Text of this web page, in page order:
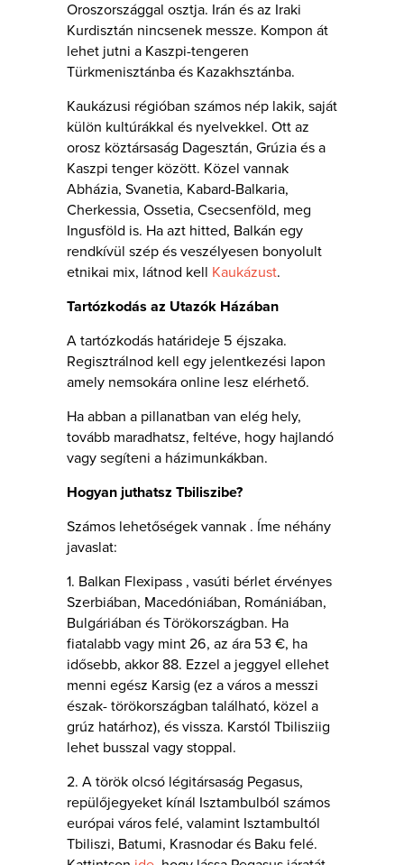
Oroszországgal osztja. Irán és az Iraki
Kurdisztán nincsenek messze. Kompon át
lehet jutni a Kaszpi-tengeren
Türkmenisztánba és Kazakhsztánba.
Kaukázusi régióban számos nép lakik, saját
külön kultúrákkal és nyelvekkel. Ott az
orosz köztársaság Dagesztán, Grúzia és a
Kaszpi tenger között. Közel vannak
Abházia, Svanetia, Kabard-Balkaria,
Cherkessia, Ossetia, Csecsenföld, meg
Ingusföld is. Ha azt hitted, Balkán egy
rendkívül szép és veszélyesen bonyolult
etnikai mix, látnod kell Kaukázust.
Tartózkodás az Utazók Házában
A tartózkodás határideje 5 éjszaka.
Regisztrálnod kell egy jelentkezési lapon
amely nemsokára online lesz elérhető.
Ha abban a pillanatban van elég hely,
tovább maradhatsz, feltéve, hogy hajlandó
vagy segíteni a házimunkákban.
Hogyan juthatsz Tbiliszibe?
Számos lehetőségek vannak . Íme néhány
javaslat:
1. Balkan Flexipass , vasúti bérlet érvényes
Szerbiában, Macedóniában, Romániában,
Bulgáriában és Törökországban. Ha
fiatalabb vagy mint 26, az ára 53 €, ha
idősebb, akkor 88. Ezzel a jeggyel ellehet
menni egész Karsig (ez a város a messzi
észak- törökországban található, közel a
grúz határhoz), és vissza. Karstól Tbilisziig
lehet busszal vagy stoppal.
2. A török olcsó légitársaság Pegasus,
repülőjegyeket kínál Isztambulból számos
európai város felé, valamint Isztambultól
Tbiliszi, Batumi, Krasnodar és Baku felé.